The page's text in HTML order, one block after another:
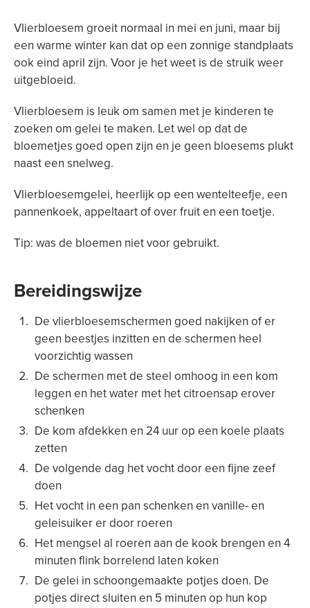
Vlierbloesem groeit normaal in mei en juni, maar bij
een warme winter kan dat op een zonnige standplaats
ook eind april zijn. Voor je het weet is de struik weer
uitgebloeid.
Vlierbloesem is leuk om samen met je kinderen te
zoeken om gelei te maken. Let wel op dat de
bloemetjes goed open zijn en je geen bloesems plukt
naast een snelweg.
Vlierbloesemgelei, heerlijk op een wentelteefje, een
pannenkoek, appeltaart of over fruit en een toetje.
Tip: was de bloemen niet voor gebruikt.
Bereidingswijze
De vlierbloesemschermen goed nakijken of er
geen beestjes inzitten en de schermen heel
voorzichtig wassen
De schermen met de steel omhoog in een kom
leggen en het water met het citroensap erover
schenken
De kom afdekken en 24 uur op een koele plaats
zetten
De volgende dag het vocht door een fijne zeef
doen
Het vocht in een pan schenken en vanille- en
geleisuiker er door roeren
Het mengsel al roeren aan de kook brengen en 4
minuten flink borrelend laten koken
De gelei in schoongemaakte potjes doen. De
potjes direct sluiten en 5 minuten op hun kop